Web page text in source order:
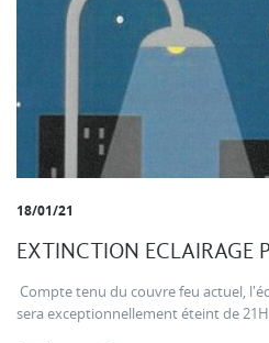
18/01/21
EXTINCTION ECLAIRAGE
Compte tenu du couvre feu actuel,
sera exceptionnellement éteint de